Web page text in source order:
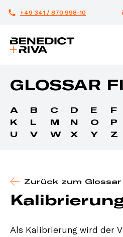
+49 341 / 870 998-10
GLOSSAR
A B C D E F
K
L M N O P
U
V W X Y Z
Zurück zum Glossar
Als Kalibrierung wird der